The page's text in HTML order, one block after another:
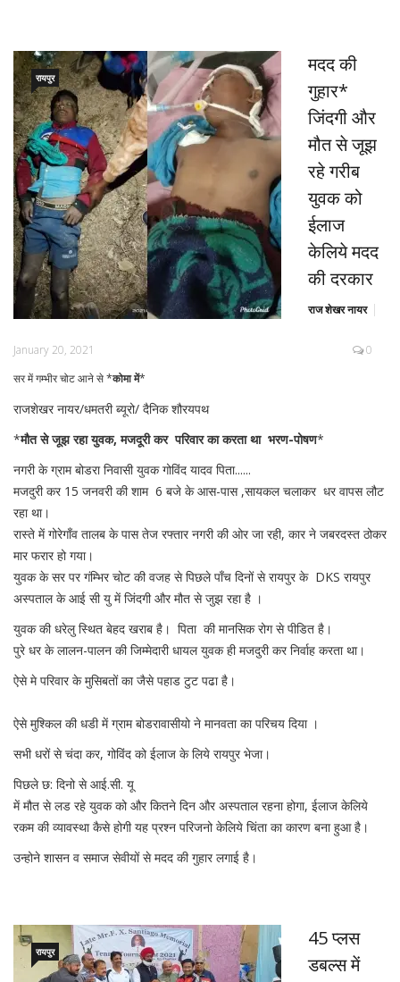
रायपुर
मदद की
गुहार*
जिंदगी और
मौत से जूझ
रहे गरीब
युवक को
ईलाज
केलिये मदद
की दरकार
राज शेखर नायर
January 20, 2021
0
सर में गम्भीर चोट आने से *कोमा में*
राजशेखर नायर/धमतरी ब्यूरो/ दैनिक शौरयपथ
*मौत से जूझ रहा युवक, मजदूरी कर परिवार का करता था भरण-पोषण*
नगरी के ग्राम बोडरा निवासी युवक गोविंद यादव पिता......
मजदुरी कर 15 जनवरी की शाम 6 बजे के आस-पास ,सायकल चलाकर धर वापस लौट
रहा था।
रास्ते में गोरेगाँव तालब के पास तेज रफ्तार नगरी की ओर जा रही, कार ने जबरदस्त ठोकर
मार फरार हो गया।
युवक के सर पर गंम्भिर चोट की वजह से पिछले पाँच दिनों से रायपुर के DKS रायपुर
अस्पताल के आई सी यु में जिंदगी और मौत से जुझ रहा है ।
युवक की धरेलु स्थित बेहद खराब है। पिता की मानसिक रोग से पीडित है।
पुरे धर के लालन-पालन की जिम्मेदारी धायल युवक ही मजदुरी कर निर्वाह करता था।
ऐसे मे परिवार के मुसिबतों का जैसे पहाड टुट पढा है।
ऐसे मुश्किल की धडी में ग्राम बोडरावासीयो ने मानवता का परिचय दिया ।
सभी धरों से चंदा कर, गोविंद को ईलाज के लिये रायपुर भेजा।
पिछले छ: दिनो से आई.सी. यू
में मौत से लड रहे युवक को और कितने दिन और अस्पताल रहना होगा, ईलाज केलिये
रकम की व्यावस्था कैसे होगी यह प्रश्न परिजनो केलिये चिंता का कारण बना हुआ है।
उन्होने शासन व समाज सेवीयों से मदद की गुहार लगाई है।
रायपुर
45 प्लस
डबल्स में